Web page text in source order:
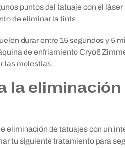
puntos del tatuaje con el láser
de eliminar la tinta.
durar entre 15 segundos y 5
de enfriamiento Cryo6
las molestias.
la eliminación
eliminación de tatuajes con un
tu siguiente tratamiento para